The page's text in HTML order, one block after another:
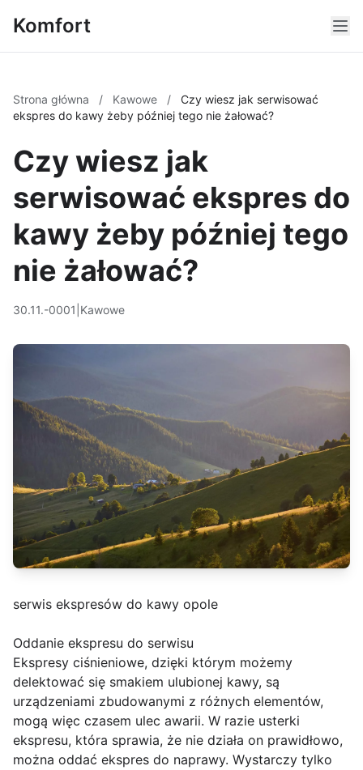
Komfort
Strona główna / Kawowe /
Czy wiesz jak serwisować
ekspres do kawy żeby później tego nie żałować?
Czy wiesz jak
serwisować ekspres do
kawy żeby później tego
nie żałować?
30.11.-0001 Kawowe
serwis ekspresów do kawy opole
Oddanie ekspresu do serwisu
Ekspresy ciśnieniowe, dzięki którym możemy
delektować się smakiem ulubionej kawy, są
urządzeniami zbudowanymi z różnych elementów,
mogą więc czasem ulec awarii. W razie usterki
ekspresu, która sprawia, że nie działa on prawidłowo,
można oddać ekspres do naprawy. Wystarczy tylko